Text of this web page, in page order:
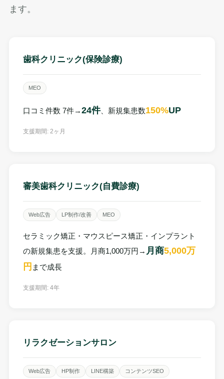
ます。
歯科クリニック(保険診療)
MEO
口コミ件数 7件→24件、新規集患数150%UP
支援期間: 2ヶ月
審美歯科クリニック(自費診療)
Web広告 LP制作/改善 MEO
セラミック矯正・マウスピース矯正・インプラント
の新規集患を支援。月商1,000万円→ 月商5,000万
円 まで成長
支援期間: 4年
リラクゼーションサロン
Web広告 HP制作 LINE構築 コンテンツSEO